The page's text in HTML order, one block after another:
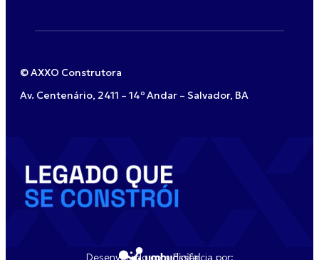
© AXXO Construtora
Av. Centenário, 2411 – 14º Andar – Salvador, BA
Desenvolvido com Essência por: